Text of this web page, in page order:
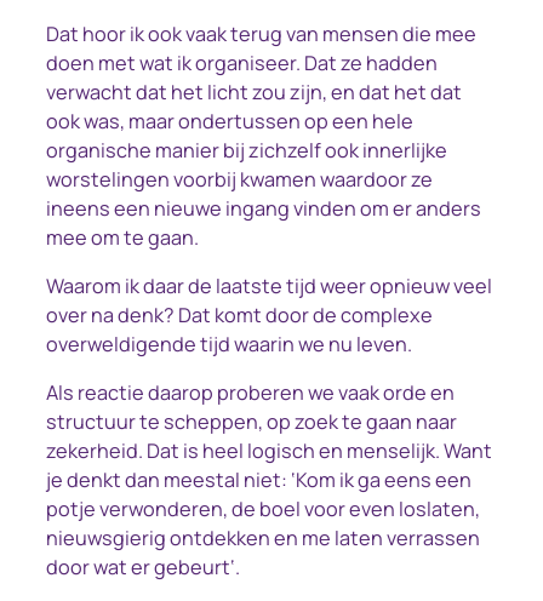
Dat hoor ik ook vaak terug van mensen die mee
doen met wat ik organiseer. Dat ze hadden
verwacht dat het licht zou zijn, en dat het dat
ook was, maar ondertussen op een hele
organische manier bij zichzelf ook innerlijke
worstelingen voorbij kwamen waardoor ze
ineens een nieuwe ingang vinden om er anders
mee om te gaan.
Waarom ik daar de laatste tijd weer opnieuw veel
over na denk? Dat komt door de complexe
overweldigende tijd waarin we nu leven.
Als reactie daarop proberen we vaak orde en
structuur te scheppen, op zoek te gaan naar
zekerheid. Dat is heel logisch en menselijk. Want
je denkt dan meestal niet: ‘Kom ik ga eens een
potje verwonderen, de boel voor even loslaten,
nieuwsgierig ontdekken en me laten verrassen
door wat er gebeurt‘.